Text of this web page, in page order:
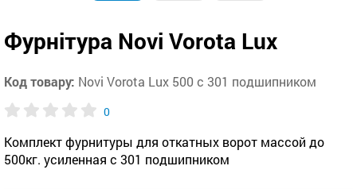
Фурнітура Novi Vorota Lux
Код товару: Novi Vorota Lux 500 c 301 подшипником
0
Комплект фурнитуры для откатных ворот массой до
500кг. усиленная с 301 подшипником